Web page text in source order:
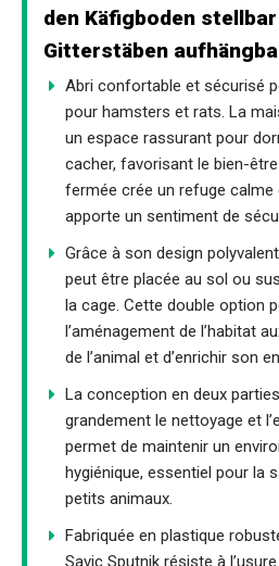
den Käfigboden
Gitterstäben
Abri confortable et sécurisé
pour hamsters et rats. La
un espace rassurant pour
cacher, favorisant le bien-
fermée crée un refuge
apporte un sentiment de
Grâce à son design
peut être placée au sol ou
la cage. Cette double option
l’aménagement de l’habitat
de l’animal et d’enrichir son
La conception en deux
grandement le nettoyage et
permet de maintenir un
hygiénique, essentiel pour la
petits animaux.
Fabriquée en plastique
Savic Sputnik résiste à